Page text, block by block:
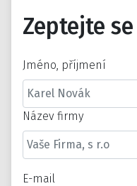
Zeptejte
Jméno, příjmení
Název firmy
E-mail